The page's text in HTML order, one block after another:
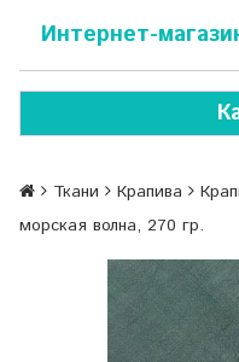
Интернет-
Ткани Крапива
морская волна, 270 гр.